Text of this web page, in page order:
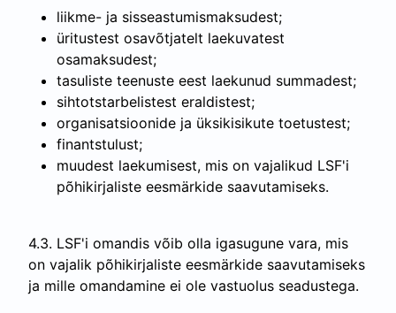
liikme- ja sisseastumismaksudest;
üritustest osavõtjatelt laekuvatest
osamaksudest;
tasuliste teenuste eest laekunud summadest;
sihtotstarbelistest eraldistest;
organisatsioonide ja üksikisikute toetustest;
finantstulust;
muudest laekumisest, mis on vajalikud LSF'i
põhikirjaliste eesmärkide saavutamiseks.
4.3. LSF'i omandis võib olla igasugune vara, mis
on vajalik põhikirjaliste eesmärkide saavutamiseks
ja mille omandamine ei ole vastuolus seadustega.